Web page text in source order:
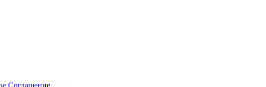
Соглашение